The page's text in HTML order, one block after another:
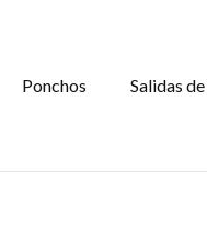
Ponchos Salidas